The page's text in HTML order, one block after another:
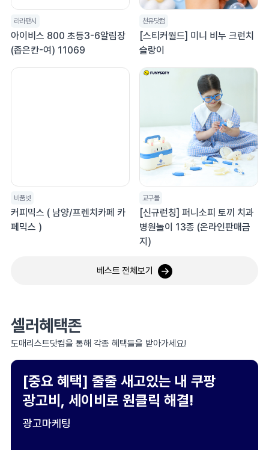
라라팬시
아이비스 800 초등3-6알림장
(좁은칸-여) 11069
천유닷컴
[스티커월드] 미니 비누 크런치
슬랑이
비품넷
커피믹스 ( 남양/프렌치카페 카
페믹스 )
교구몰
[신규런칭] 퍼니소피 토끼 치과
병원놀이 13종 (온라인판매금
지)
베스트 전체보기
셀러혜택존
도매리스트닷컴을 통해 각종 혜택들을 받아가세요!
[중요 혜택] 줄줄 새고있는 내 쿠팡
광고비, 세이비로 원클릭 해결!
광고마케팅